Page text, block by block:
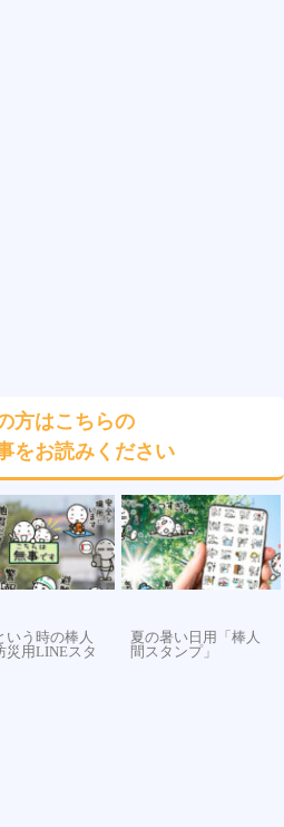
方はこちらの
をお読みください
いう時の棒人
災用LINEスタ
夏の暑い日用「棒人
間スタンプ」